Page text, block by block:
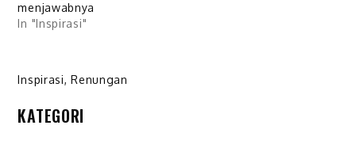
menjawabnya
In "Inspirasi"
Inspirasi,Renungan
KATEGORI